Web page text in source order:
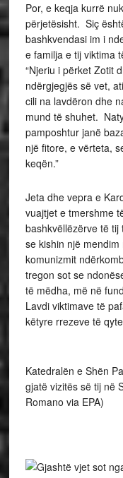
Por, e keqja kurrë
përjetësisht. Siç
bashkvendasi im i
e familja e tij viktima
“Njeriu i përket Zotit
ndërgjegjës së vet,
cili na lavdëron dhe
mund të shuhet.
pamposhtur janë
një fitore, e vërteta,
keqën.”
Jeta dhe vepra e
vuajtjet e tmershme
bashkvëllëzërve të
se kishin një
komunizmit
tregon sot se
të mëdha, më në
Lavdi viktimave të
këtyre rrezeve të
Katedralën e Shën
gjatë vizitës së tij në
Romano via EPA)